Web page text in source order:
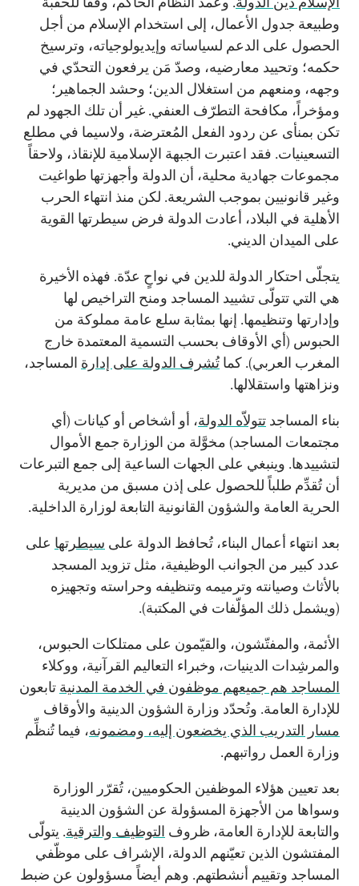
وطبيعة جدول الأعمال، إلى استخدام الإسلام من أجل
الحصول على الدعم لسياساته وإيديولوجياته، وترسيخ
حكمه؛ وتحييد معارضيه، وصدّ مَن يرفعون التحدّي في
وجهه، ومنعهم من استغلال الدين؛ وحشد الجماهير؛
ومؤخراً، مكافحة التطرّف العنفي. غير أن تلك الجهود لم
تكن بمنأى عن ردود الفعل المُعترضة، ولاسيما في مطلع
التسعينيات. فقد اعتبرت الجبهة الإسلامية للإنقاذ، ولاحقاً
مجموعات جهادية محلية، أن الدولة وأجهزتها طواغيت
وغير قانونيين بموجب الشريعة. لكن منذ انتهاء الحرب
الأهلية في البلاد، أعادت الدولة فرض سيطرتها القوية
على الميدان الديني.
يتجلّى احتكار الدولة للدين في نواحٍ عدّة. فهذه الأخيرة
هي التي تتولّى تشييد المساجد ومنح التراخيص لها
وإدارتها وتنظيمها. إنها بمثابة سلع عامة مملوكة من
الحبوس (أي الأوقاف بحسب التسمية المعتمدة خارج
المغرب العربي). كما تُشرف الدولة على إدارة المساجد،
ونزاهتها واستقلالها.
بناء المساجد تتولاّه الدولة، أو أشخاص أو كيانات (أي
مجتمعات المساجد) مخوَّلة من الوزارة جمع الأموال
لتشييدها. وينبغي على الجهات الساعية إلى جمع التبرعات
أن تُقدِّم طلباً للحصول على إذن مسبق من مديرية
الحرية العامة والشؤون القانونية التابعة لوزارة الداخلية.
بعد انتهاء أعمال البناء، تُحافظ الدولة على سيطرتها على
عدد كبير من الجوانب الوظيفية، مثل تزويد المسجد
بالأثاث وصيانته وترميمه وتنظيفه وحراسته وتجهيزه
(ويشمل ذلك المؤلّفات في المكتبة).
الأئمة، والمفتّشون، والقيّمون على ممتلكات الحبوس،
والمرشِدات الدينيات، وخبراء التعاليم القرآنية، ووكلاء
المساجد هم جميعهم موظفون في الخدمة المدنية تابعون
للإدارة العامة. وتُحدّد وزارة الشؤون الدينية والأوقاف
مسار التدريب الذي يخضعون إليه، ومضمونه، فيما تُنظِّم
وزارة العمل رواتبهم.
بعد تعيين هؤلاء الموظفين الحكوميين، تُقرّر الوزارة
وسواها من الأجهزة المسؤولة عن الشؤون الدينية
والتابعة للإدارة العامة، ظروف التوظيف والترقية. يتولّى
المفتشون الذين تعيّنهم الدولة، الإشراف على موظّفي
المساجد وتقييم أنشطتهم. وهم أيضاً مسؤولون عن ضبط